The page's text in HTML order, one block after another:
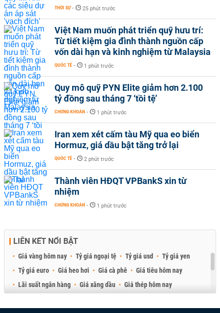
THỜI SỰ - 25 phút trước
Việt Nam muốn phát triển quỹ hưu trí:
Từ tiết kiệm gia đình thành nguồn cấp
vốn dài hạn và kinh nghiệm từ Malaysia
QUỐC TẾ - 1 phút trước
Quy mô quỹ PYN Elite giảm hơn 2.100
tỷ đồng sau tháng 7 ‘tồi tệ’
CHỨNG KHOÁN - 1 phút trước
Iran xem xét cấm tàu Mỹ qua eo biển
Hormuz, giá dầu bật tăng trở lại
QUỐC TẾ - 2 phút trước
Thành viên HĐQT VPBankS xin từ
nhiệm
CHỨNG KHOÁN - 1 phút trước
LIÊN KẾT NỔI BẬT
Giá vàng hôm nay Tỷ giá ngoại tệ Tỷ giá usd
Tỷ giá yen
Tỷ giá euro
Giá heo hơi Giá cà phê
Giá tiêu hôm nay
Lãi suất ngân hàng
Giá xăng dầu
Giá thép hôm nay